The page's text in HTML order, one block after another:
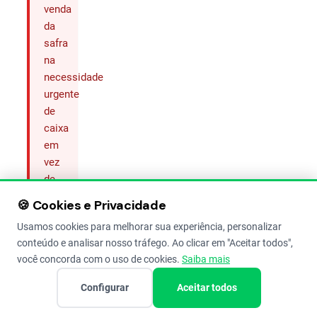
venda
da
safra
na
necessidade
urgente
de
caixa
em
vez
de
o
mercado.
Organize
seu
🍪 Cookies e Privacidade
Usamos cookies para melhorar sua experiência, personalizar
conteúdo e analisar nosso tráfego. Ao clicar em "Aceitar todos",
você concorda com o uso de cookies. Saiba mais
Configurar Aceitar todos